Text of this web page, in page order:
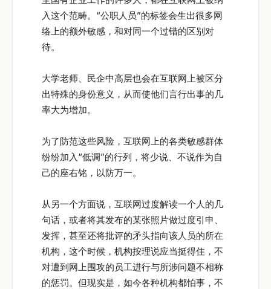
入这个范畴。“公职人员”的标签会生出很多网
络上的额外敏感，和对同一个过错的区别对
待。
大学老师、民企中高层也会在互联网上被区分
出特殊的身份意义，从而使他们言行出事的几
率大为增加。
为了防范这些风险，互联网上的各类敏感群体
纷纷加入“低调”的行列，将少说、不说作为自
己的座右铭，以防万一。
从另一个方面说，互联网过度解读一个人的几
句话，或者将其发布的某张照片做过度引申、
发挥，甚至还将批评的矛头指向该人员的所在
机构，这个时候，机构按理说应当挺得住，不
对遭到网上围攻的员工进行与所涉问题不相称
的惩罚。但现实是，如今各种机构都怕事，不